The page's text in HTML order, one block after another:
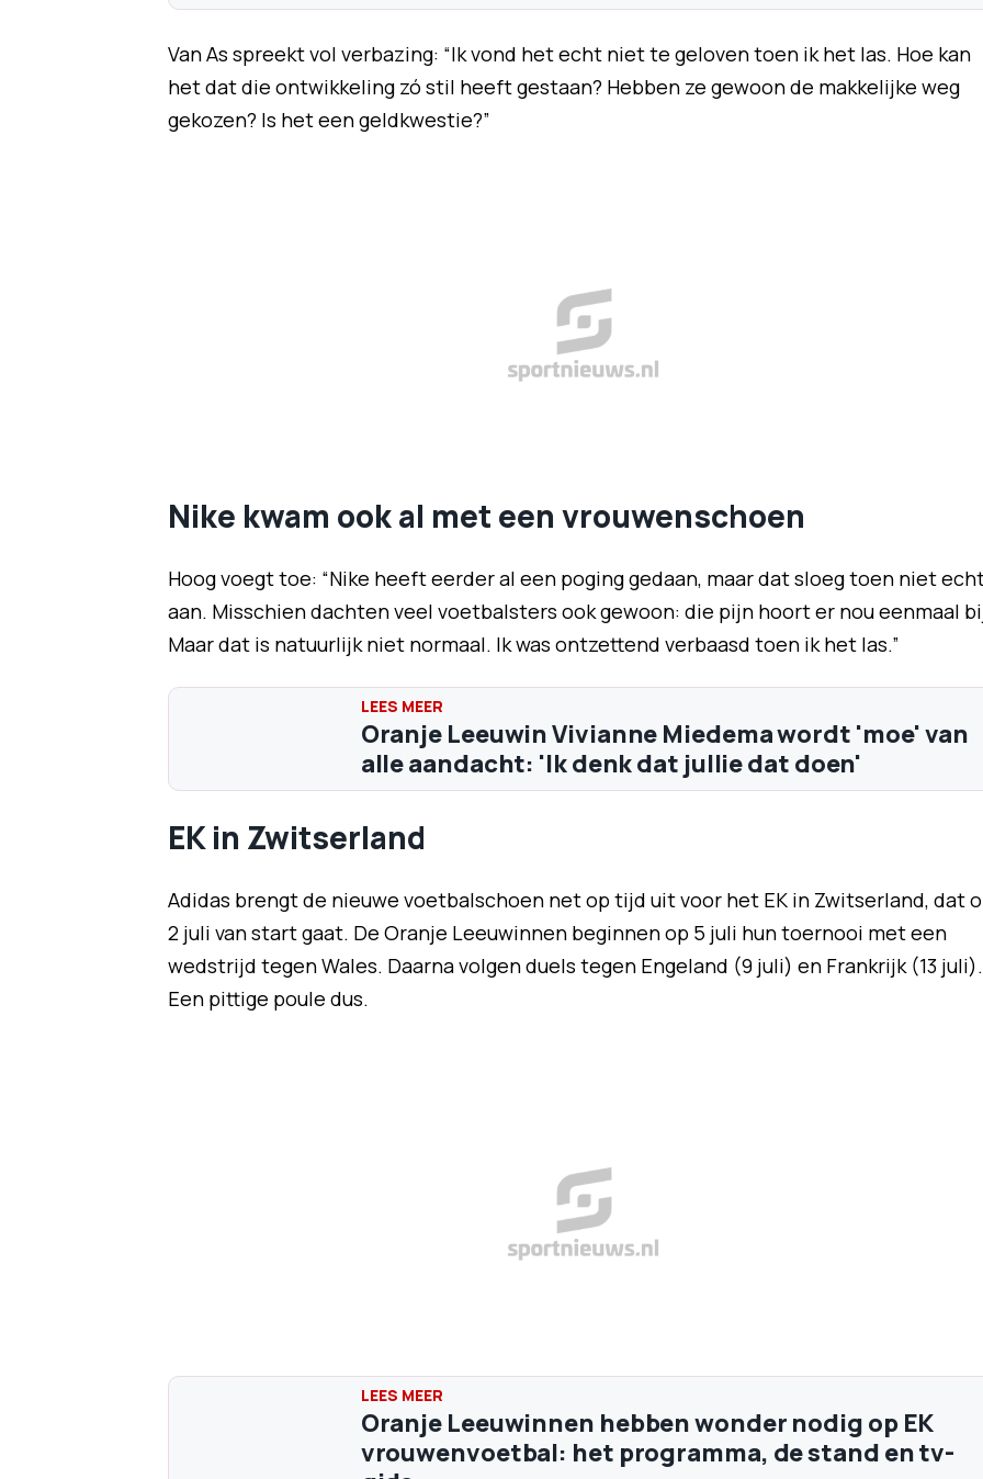
Van As spreekt vol verbazing: “Ik vond het echt niet te geloven toen ik het las. Hoe kan
het dat die ontwikkeling zó stil heeft gestaan? Hebben ze gewoon de makkelijke weg
gekozen? Is het een geldkwestie?”
Nike kwam ook al met een vrouwenschoen
Hoog voegt toe: “Nike heeft eerder al een poging gedaan, maar dat sloeg toen niet
aan. Misschien dachten veel voetbalsters ook gewoon: die pijn hoort er nou eenmaal
Maar dat is natuurlijk niet normaal. Ik was ontzettend verbaasd toen ik het las.”
Oranje Leeuwin Vivianne Miedema wordt 'moe' van
alle aandacht: 'Ik denk dat jullie dat doen'
EK in Zwitserland
Adidas brengt de nieuwe voetbalschoen net op tijd uit voor het EK in Zwitserland, dat
2 juli van start gaat. De Oranje Leeuwinnen beginnen op 5 juli hun toernooi met een
wedstrijd tegen Wales. Daarna volgen duels tegen Engeland (9 juli) en Frankrijk (13 juli).
Een pittige poule dus.
Oranje Leeuwinnen hebben wonder nodig op EK
vrouwenvoetbal: het programma, de stand en tv-